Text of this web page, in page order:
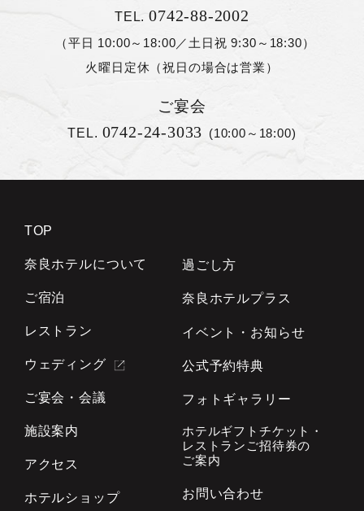
TEL.0742-88-2002
（平日 10:00～18:00／土日祝 9:30～18:30）
火曜日定休（祝日の場合は営業）
ご宴会
TEL. 0742-24-3033 (10:00～18:00)
TOP
奈良ホテルについて
ご宿泊
レストラン
ウェディング
ご宴会・会議
施設案内
アクセス
ホテルショップ
過ごし方
奈良ホテルプラス
イベント・お知らせ
公式予約特典
フォトギャラリー
ホテルギフトチケット・
レストランご招待券の
ご案内
お問い合わせ